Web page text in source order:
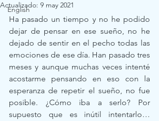
English
Actualizado: 9 may 2021
Ha pasado un tiempo y no he podido
dejar de pensar en ese sueño, no he
dejado de sentir en el pecho todas las
emociones de ese día. Han pasado tres
meses y aunque muchas veces intenté
acostarme pensando en eso con la
esperanza de repetir el sueño, no fue
posible. ¿Cómo iba a serlo? Por
supuesto que es inútil intentarlo…